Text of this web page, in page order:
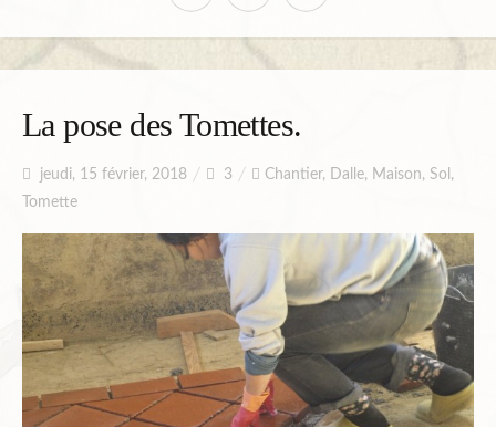
La pose des Tomettes.
jeudi, 15 février, 2018 3 Chantier, Dalle, Maison, Sol ,
Tomette